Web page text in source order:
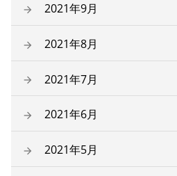
2021年9月
2021年8月
2021年7月
2021年6月
2021年5月